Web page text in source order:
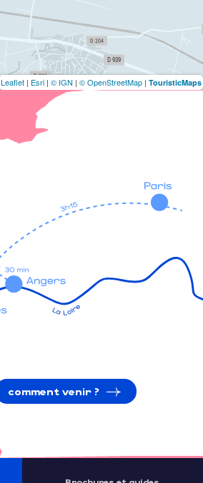
Leaflet | Esri | © IGN | © OpenStreetMap | TouristicMaps
comment venir ?